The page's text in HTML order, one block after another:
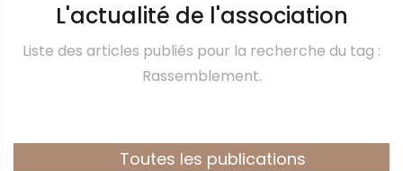
L'actualité de l'association
Liste des articles publiés pour la recherche du tag :
Rassemblement.
Toutes les publications